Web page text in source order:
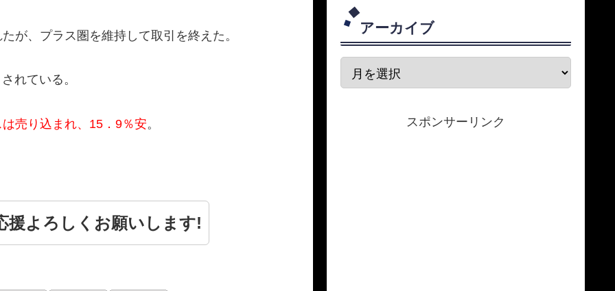
が、プラス圏を維持して取引を終えた。
されている。
売り込まれ、15．9％安。
援よろしくお願いします!
アーカイブ
スポンサーリンク